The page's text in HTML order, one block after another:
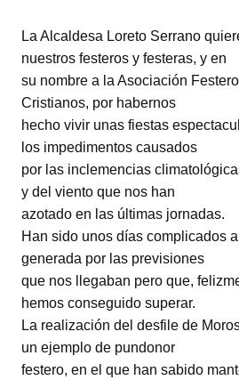
La Alcaldesa Loreto Serrano
nuestros festeros y festeras, y en
su nombre a la Asociación
Cristianos, por habernos
hecho vivir unas fiestas
los impedimentos causados
por las inclemencias
y del viento que nos han
azotado en las últimas jornadas.
Han sido unos días complicados
generada por las previsiones
que nos llegaban pero que,
hemos conseguido superar.
La realización del desfile de
un ejemplo de pundonor
festero, en el que han sabido